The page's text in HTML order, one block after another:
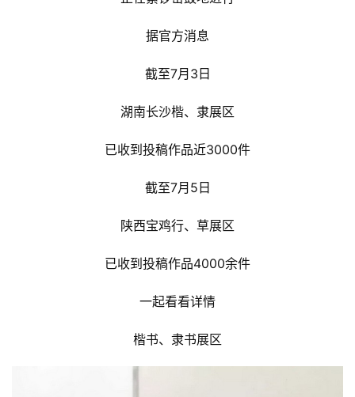
据官方消息
截至7月3日
湖南长沙楷、隶展区
已收到投稿作品近3000件
截至7月5日
陕西宝鸡行、草展区
已收到投稿作品4000余件
一起看看详情
楷书、隶书展区